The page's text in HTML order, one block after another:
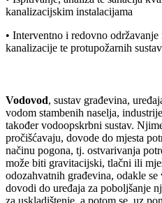
kanalizacijskim instalacijama
• Interventno i redovno
kanalizacije te protupožarnih
Vodovod, sustav građevina,
vodom stambenih naselja,
također vodoopskrbni sustav.
pročišćavaju, dovode do mjesta
načinu pogona, tj. ostvarivanja
može biti gravitacijski, tlačni ili
odozahvatnih građevina, odakle
dovodi do uređaja za poboljšanje
za uskladištenje, a potom se, uz